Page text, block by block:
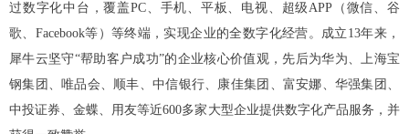
过数字化中台，覆盖PC、手机、平板、电视、超级APP（微信、谷
歌、Facebook等）等终端，实现企业的全数字化经营。成立13年来，
犀牛云坚守“帮助客户成功”的企业核心价值观，先后为华为、上海宝
钢集团、唯品会、顺丰、中信银行、康佳集团、富安娜、华强集团、
中投证券、金蝶、用友等近600多家大型企业提供数字化产品服务，并